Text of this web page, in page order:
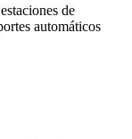
de
automáticos